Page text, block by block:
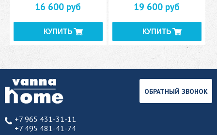
16 600 руб 19 600 руб
+7 965 431-31-11
+7 495 481-41-74
ОБРАТНЫЙ ЗВОНОК